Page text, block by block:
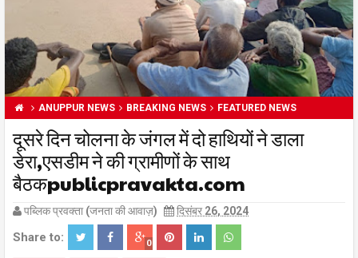
ANUPPUR NEWS BREAKING NEWS FEATURED NEWS
दूसरे दिन चोलना के जंगल में दो हाथियों ने डाला
डेरा,एसडीम ने की ग्रामीणों के साथ
बैठकpublicpravakta.com
पब्लिक प्रवक्ता (जनता की आवाज़) दिसंबर 26, 2024
Share to: 0